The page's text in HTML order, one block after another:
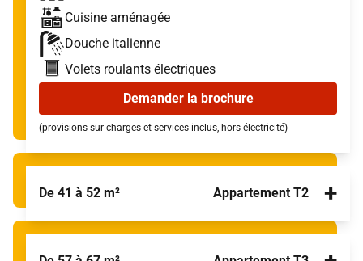
Cuisine aménagée
Douche italienne
Volets roulants électriques
Demander la brochure
(provisions sur charges et services inclus, hors électricité)
De 41 à 52 m² Appartement T2 +